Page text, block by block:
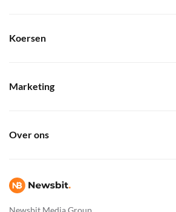
Newsbit Media Group
Koersen
Marketing
Over ons